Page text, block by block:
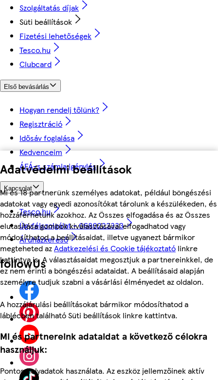
Adatvédelmi beállítások
Mi és 18 partnerünk személyes adatokat, például böngészési
adatokat vagy egyedi azonosítókat tárolunk a készülékeden, és
hozzáférhetünk azokhoz. Az Összes elfogadása és az Összes
elutasítása gombok kiválasztásával elfogadhatod vagy
módosíthatod a beállításaidat, illetve ugyanezt bármikor
megteheted azAdatkezelési és Cookie tájékoztató linkre
kattintva is. A választásaidat megosztjuk a partnereinkkel, de
ez nem érinti a böngészési adataidat. A beállításaid alapján
személyre tudjuk szabni a vásárlási élményedet az oldalon.
A hozzájárulási beállításokat bármikor módosíthatod a
láblécben található Süti beállítások linkre kattintva.
Mi és partnereink adataidat a következő célokra
használjuk:
Pontos helyadatok használata. Az eszköz jellemzőinek aktív
Szolgáltatás díjak
Süti beállítások
Fizetési lehetőségek
Tesco.hu
Clubcard
Első bevásárlás
Hogyan rendelj tőlünk?
Regisztráció
Idősáv foglalása
Kedvenceim
ÁFÁ-s számla igénylés
Kapcsolat
Tesco.hu
Ügyfélszolgálat - 0680222333
Áruházkereső
followUs